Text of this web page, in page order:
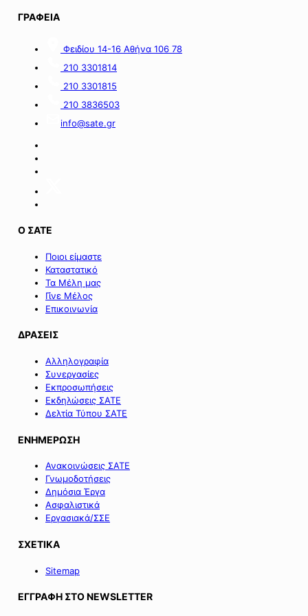
εκατ.
πόρους
Πράσινου
Ταμείου».
πλατφόρμα
myBusinessSupport
ειδικού
στήριξης
ΓΡΑΦΕΙΑ
Φειδίου 14-16 Αθήνα 106 78
210 3301814
210 3301815
210 3836503
info@sate.gr
Ο ΣΑΤΕ
Ποιοι είμαστε
Καταστατικό
Τα Μέλη μας
Γίνε Μέλος
Επικοινωνία
ΔΡΑΣΕΙΣ
Αλληλογραφία
Συνεργασίες
Εκπροσωπήσεις
Εκδηλώσεις ΣΑΤΕ
Δελτία Τύπου ΣΑΤΕ
ΕΝΗΜΕΡΩΣΗ
Ανακοινώσεις ΣΑΤΕ
Γνωμοδοτήσεις
Δημόσια Έργα
Ασφαλιστικά
Εργασιακά/ΣΣΕ
ΣΧΕΤΙΚΑ
Sitemap
ΕΓΓΡΑΦΗ ΣΤΟ NEWSLETTER